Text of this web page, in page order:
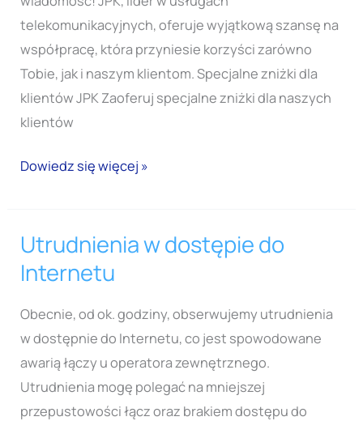
telekomunikacyjnych, oferuje wyjątkową szansę na
współpracę, która przyniesie korzyści zarówno
Tobie, jak i naszym klientom. Specjalne zniżki dla
klientów JPK Zaoferuj specjalne zniżki dla naszych
klientów
Dowiedz się więcej »
Utrudnienia w dostępie do
Internetu
Obecnie, od ok. godziny, obserwujemy utrudnienia
w dostępnie do Internetu, co jest spowodowane
awarią łączy u operatora zewnętrznego.
Utrudnienia mogę polegać na mniejszej
przepustowości łącz oraz brakiem dostępu do
Utrudnienia
w
do
Internetu